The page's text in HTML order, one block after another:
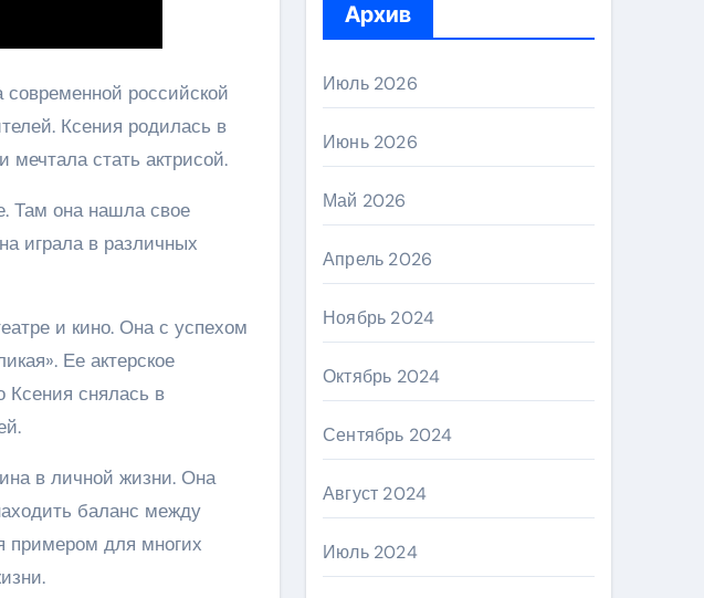
российской
Ксения родилась в
мечтала стать актрисой.
Там она нашла свое
играла в различных
и кино. Она с успехом
Ее актерское
Ксения снялась в
в личной жизни. Она
баланс между
примером для многих
Архив
Июль 2026
Июнь 2026
Май 2026
Апрель 2026
Ноябрь 2024
Октябрь 2024
Сентябрь 2024
Август 2024
Июль 2024